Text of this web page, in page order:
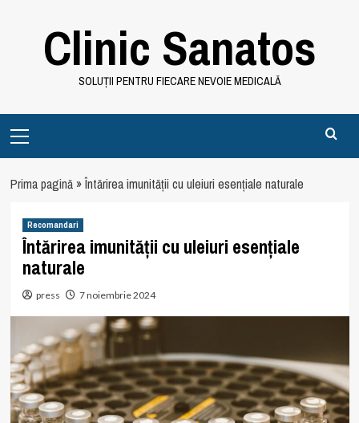
Clinic Sanatos
SOLUȚII PENTRU FIECARE NEVOIE MEDICALĂ
Menu
Prima pagină»Întărirea imunității cu uleiuri esențiale naturale
Recomandari
Întărirea imunității cu uleiuri esențiale
naturale
press 7 noiembrie 2024